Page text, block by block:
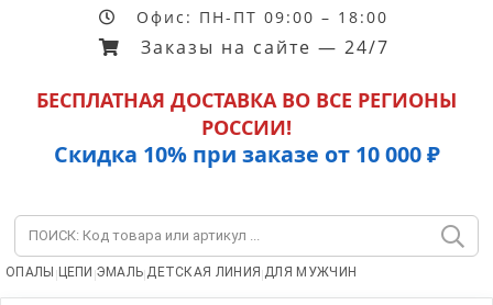
Офис: ПН-ПТ 09:00 – 18:00
Заказы на сайте — 24/7
БЕСПЛАТНАЯ ДОСТАВКА ВО ВСЕ РЕГИОНЫ
РОССИИ!
Скидка 10% при заказе от 10 000 ₽
ОПАЛЫ | ЦЕПИ |ЭМАЛЬ|ДЕТСКАЯ ЛИНИЯ |ДЛЯ МУЖЧИН